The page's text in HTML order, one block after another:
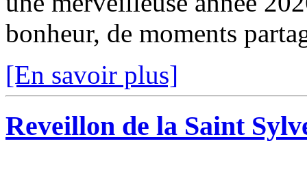
bonheur, de moments
[En savoir plus]
Reveillon de la Saint